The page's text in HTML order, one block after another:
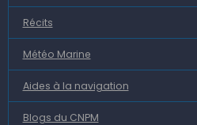
Récits
Météo Marine
Aides à la navigation
Blogs du CNPM